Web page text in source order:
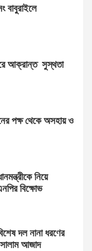
বাবুরাইলে
আক্রান্ত সুস্থতা
পক্ষ থেকে অসহায় ও
নিয়ে
বিক্ষোভ
দল নানা ধরণের
আজাদ